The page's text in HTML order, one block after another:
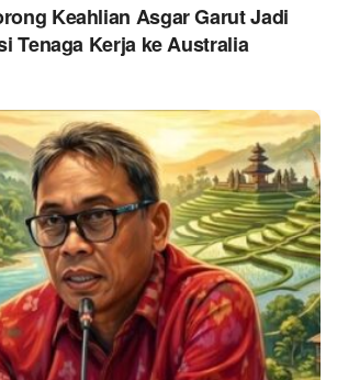
Keahlian Asgar Garut Jadi
Tenaga Kerja ke Australia